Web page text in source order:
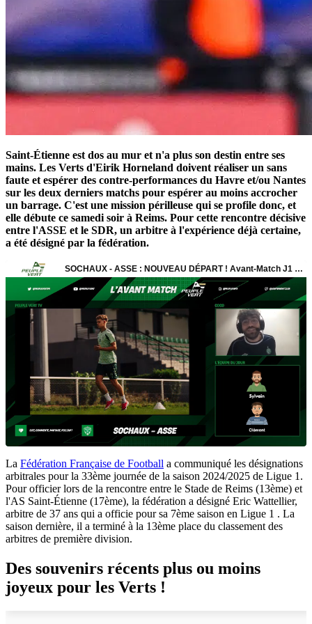
Saint-Étienne est dos au mur et n'a plus son destin entre ses
mains. Les Verts d'Eirik Horneland doivent réaliser un sans
faute et espérer des contre-performances du Havre et/ou Nantes
sur les deux derniers matchs pour espérer au moins accrocher
un barrage. C'est une mission périlleuse qui se profile donc, et
elle débute ce samedi soir à Reims. Pour cette rencontre décisive
entre l'ASSE et le SDR, un arbitre à l'expérience déjà certaine,
a été désigné par la fédération.
La Fédération Française de Football a communiqué les désignations
arbitrales pour la 33ème journée de la saison 2024/2025 de Ligue 1.
Pour officier lors de la rencontre entre le Stade de Reims (13ème) et
l'AS Saint-Étienne (17ème), la fédération a désigné Eric Wattellier,
arbitre de 37 ans qui a officie pour sa 7ème saison en Ligue 1 . La
saison dernière, il a terminé à la 13ème place du classement des
arbitres de première division.
Des souvenirs récents plus ou moins
joyeux pour les Verts !